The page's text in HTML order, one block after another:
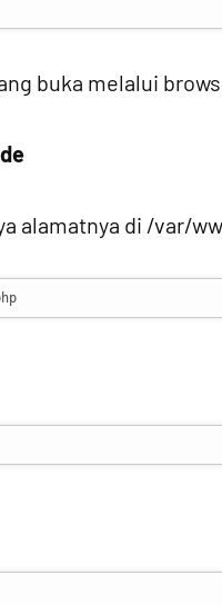
buka melalui
alamatnya di /var/